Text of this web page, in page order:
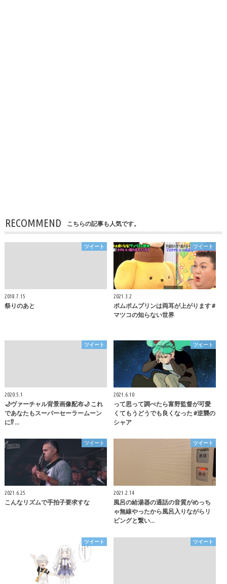
RECOMMEND こちらの記事も人気です。
ツイート
2018.7.15
祭りのあと
ツイート
2021.3.2
ポムポムプリンは両耳が上がります #
マツコの知らない世界
ツイート
2020.5.1
🌙ヴァーチャル背景画像配布🌙 これ
であなたもスーパーセーラームーン
に⁉️ …
ツイート
2021.6.10
って思って調べたら富野監督が可愛
くてもうどうでも良くなった #逆襲の
シャア
ツイート
2021.6.25
こんなリズムで手拍子要求すな
ツイート
2021.2.14
風呂の給湯器の通話の音質がめっち
ゃ無線やったから風呂入りながらリ
ビングと繋い…
ツイート ツイート